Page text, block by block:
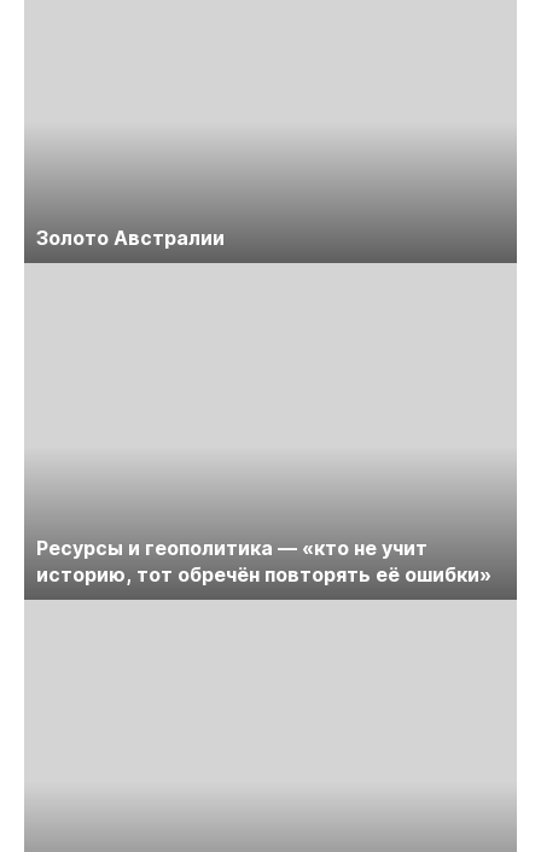
Золото Австралии
Ресурсы и геополитика — «кто не учит
историю, тот обречён повторять её ошибки»